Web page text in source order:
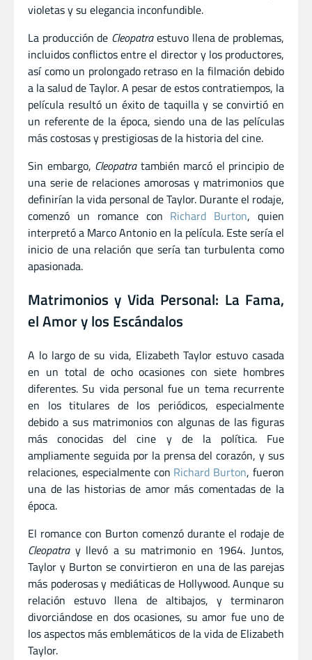
violetas y su elegancia inconfundible.
La producción de Cleopatraestuvo llena de problemas,
incluidos conflictos entre el director y los productores,
así como un prolongado retraso en la filmación debido
a la salud de Taylor. A pesar de estos contratiempos, la
película resultó un éxito de taquilla y se convirtió en
un referente de la época, siendo una de las películas
más costosas y prestigiosas de la historia del cine.
Sin embargo, Cleopatratambién marcó el principio de
una serie de relaciones amorosas y matrimonios que
definirían la vida personal de Taylor. Durante el rodaje,
comenzó un romance con Richard Burton, quien
interpretó a Marco Antonio en la película. Este sería el
inicio de una relación que sería tan turbulenta como
apasionada.
Matrimonios y Vida Personal: La Fama,
el Amor y los Escándalos
A lo largo de su vida, Elizabeth Taylor estuvo casada
en un total de ocho ocasiones con siete hombres
diferentes. Su vida personal fue un tema recurrente
en los titulares de los periódicos, especialmente
debido a sus matrimonios con algunas de las figuras
más conocidas del cine y de la política. Fue
ampliamente seguida por la prensa del corazón, y sus
relaciones, especialmente con Richard Burton, fueron
una de las historias de amor más comentadas de la
época.
El romance con Burton comenzó durante el rodaje de
Cleopatray llevó a su matrimonio en 1964. Juntos,
Taylor y Burton se convirtieron en una de las parejas
más poderosas y mediáticas de Hollywood. Aunque su
relación estuvo llena de altibajos, y terminaron
divorciándose en dos ocasiones, su amor fue uno de
los aspectos más emblemáticos de la vida de Elizabeth
Taylor.